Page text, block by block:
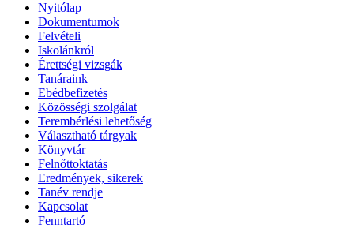
Nyitólap
Dokumentumok
Felvételi
Iskolánkról
Érettségi vizsgák
Tanáraink
Ebédbefizetés
Közösségi szolgálat
Terembérlési lehetőség
Választható tárgyak
Könyvtár
Felnőttoktatás
Eredmények, sikerek
Tanév rendje
Kapcsolat
Fenntartó